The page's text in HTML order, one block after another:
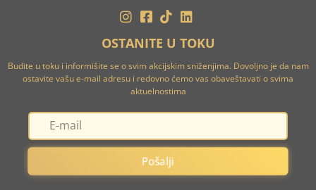
OSTANITE U TOKU
Budite u toku i informišite se o svim akcijskim sniženjima. Dovoljno je da nam
ostavite vašu e-mail adresu i redovno ćemo vas obaveštavati o svima
aktuelnostima
Pošalji